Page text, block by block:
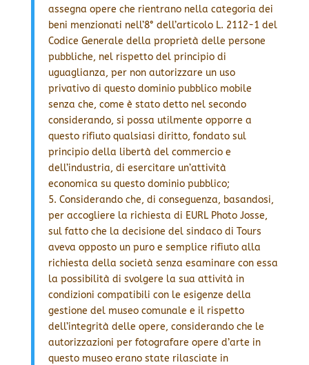
assegna opere che rientrano nella categoria dei
beni menzionati nell’8° dell’articolo L. 2112-1 del
Codice Generale della proprietà delle persone
pubbliche, nel rispetto del principio di
uguaglianza, per non autorizzare un uso
privativo di questo dominio pubblico mobile
senza che, come è stato detto nel secondo
considerando, si possa utilmente opporre a
questo rifiuto qualsiasi diritto, fondato sul
principio della libertà del commercio e
dell’industria, di esercitare un’attività
economica su questo dominio pubblico;
5. Considerando che, di conseguenza, basandosi,
per accogliere la richiesta di EURL Photo Josse,
sul fatto che la decisione del sindaco di Tours
aveva opposto un puro e semplice rifiuto alla
richiesta della società senza esaminare con essa
la possibilità di svolgere la sua attività in
condizioni compatibili con le esigenze della
gestione del museo comunale e il rispetto
dell’integrità delle opere, considerando che le
autorizzazioni per fotografare opere d’arte in
questo museo erano state rilasciate in